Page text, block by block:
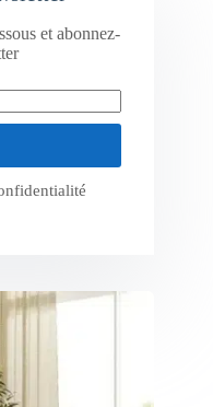
et abonnez-